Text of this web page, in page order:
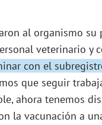
al organismo
veterinario y
con el
que seguir
ahora tenemos
la vacunación a